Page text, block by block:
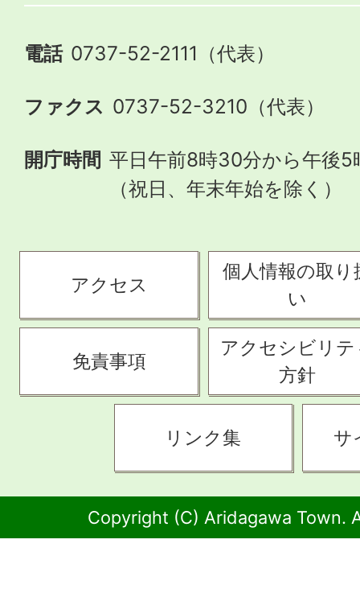
電話 0737-52-2111（代表）
ファクス 0737-52-3210（代表）
開庁時間 平日午前8時30分から午後5
（祝日、年末年始を除く）
アクセス
個人情報の取り
い
免責事項
アクセシビリテ
方針
リンク集 サ
Copyright (C) Aridagawa Town.